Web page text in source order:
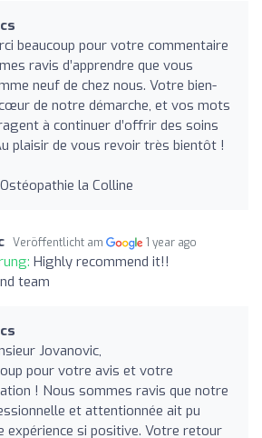
beaucoup pour votre commentaire
ravis d’apprendre que vous
neuf de chez nous. Votre bien-
de notre démarche, et vos mots
à continuer d’offrir des soins
plaisir de vous revoir très bientôt !
la Colline
Veröffentlicht am 1 year ago
Highly recommend it!!
team
Jovanovic,
pour votre avis et votre
! Nous sommes ravis que notre
et attentionnée ait pu
expérience si positive. Votre retour